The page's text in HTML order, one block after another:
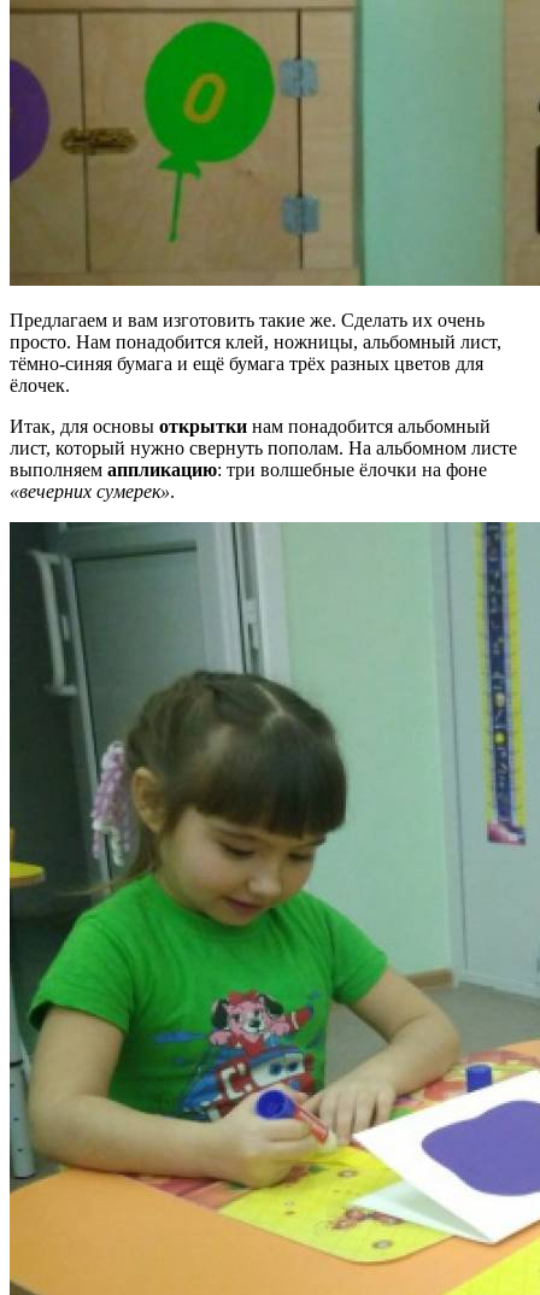
Предлагаем и вам изготовить такие же. Сделать их очень
просто. Нам понадобится клей, ножницы, альбомный лист,
тёмно-синяя бумага и ещё бумага трёх разных цветов для
ёлочек.
Итак, для основы открытки нам понадобится альбомный
лист, который нужно свернуть пополам. На альбомном листе
выполняем аппликацию: три волшебные ёлочки на фоне
«вечерних сумерек».